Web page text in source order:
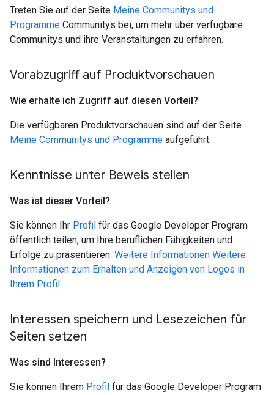
Treten Sie auf der Seite Meine Communitys und
Programme Communitys bei, um mehr über verfügbare
Communitys und ihre Veranstaltungen zu erfahren.
Vorabzugriff auf Produktvorschauen
Wie erhalte ich Zugriff auf diesen Vorteil?
Die verfügbaren Produktvorschauen sind auf der Seite
Meine Communitys und Programme aufgeführt.
Kenntnisse unter Beweis stellen
Was ist dieser Vorteil?
Sie können Ihr Profil für das Google Developer Program
öffentlich teilen, um Ihre beruflichen Fähigkeiten und
Erfolge zu präsentieren. Weitere Informationen Weitere
Informationen zum Erhalten und Anzeigen von Logos in
Ihrem Profil
Interessen speichern und Lesezeichen für
Seiten setzen
Was sind Interessen?
Sie können Ihrem Profil für das Google Developer Program